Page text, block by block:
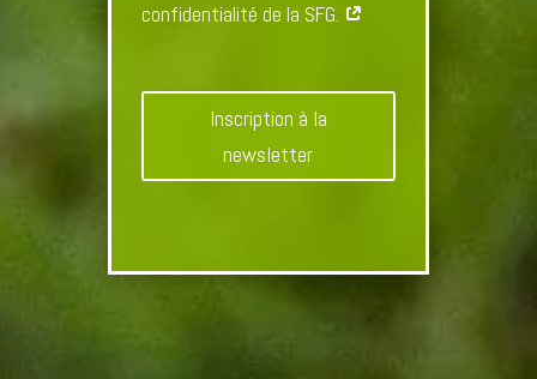
confidentialité de la SFG.
Inscription à la
newsletter